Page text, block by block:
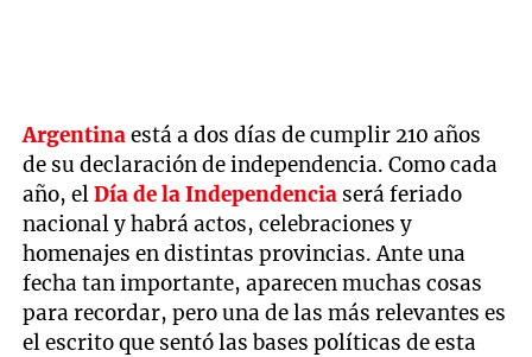
Argentinaestá a dos días de cumplir 210 años
de su declaración de independencia. Como cada
año, elDía de la Independencia será feriado
nacional y habrá actos, celebraciones y
homenajes en distintas provincias. Ante una
fecha tan importante, aparecen muchas cosas
para recordar, pero una de las más relevantes es
el escrito que sentó las bases políticas de esta